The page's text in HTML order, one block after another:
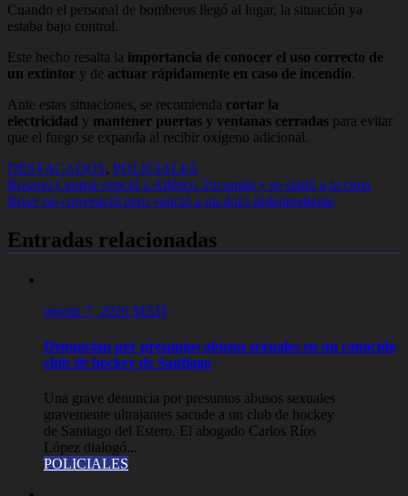
Cuando el personal de bomberos llegó al lugar, la situación ya
estaba bajo control.
Este hecho resalta la importancia de conocer el uso correcto de
un extintor y de actuar rápidamente en caso de incendio.
Ante estas situaciones, se recomienda cortar la
electricidad y mantener puertas y ventanas cerradas para evitar
que el fuego se expanda al recibir oxígeno adicional.
DESTACADOS, POLICIALES
Navegación
de
entradas
Rosario Central venció a Atlético Tucumán y se subió a la cima
River no convenció pero venció a un duro Independiente
Entradas relacionadas
agosto 7, 2026 MAD
Denuncian por presuntos abusos sexuales en un conocido
club de hockey de Santiago
Una grave denuncia por presuntos abusos sexuales
gravemente ultrajantes sacude a un club de hockey
de Santiago del Estero. El abogado Carlos Ríos
López dialogó...
POLICIALES